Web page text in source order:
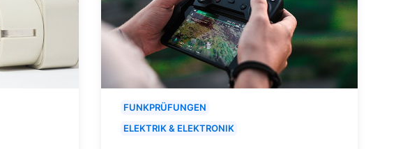
FUNKPRÜFUNGEN
ELEKTRIK & ELEKTRONIK